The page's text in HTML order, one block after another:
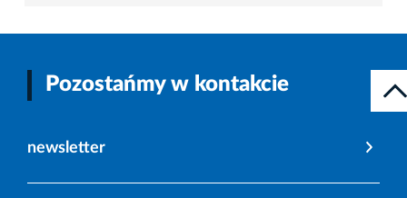
Pozostańmy w kontakcie
newsletter